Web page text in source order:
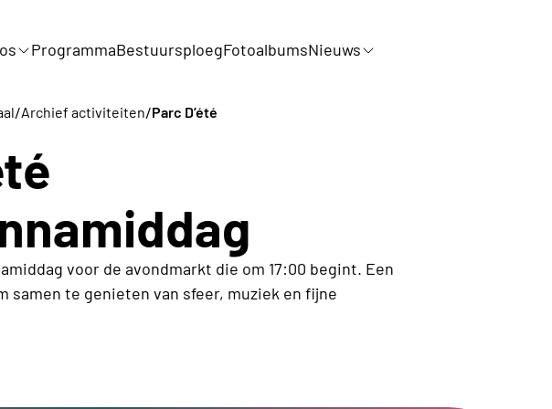
ProgrammaBestuursploegFotoalbumsNieuws
/Archief activiteiten/Parc D’été
voor de avondmarkt die om 17:00 begint. Een
samen te genieten van sfeer, muziek en fijne